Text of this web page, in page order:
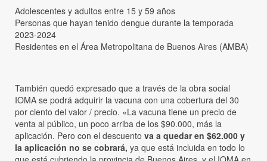
Adolescentes y adultos entre 15 y 59 años
Personas que hayan tenido dengue durante la temporada
2023-2024
Residentes en el Área Metropolitana de Buenos Aires (AMBA)
También quedó expresado que a través de la obra social
IOMA se podrá adquirir la vacuna con una cobertura del 30
por ciento del valor / precio. «La vacuna tiene un precio de
venta al público, un poco arriba de los $90.000, más la
aplicación. Pero con el descuento va a quedar en $62.000 y
la aplicación no se cobrará, ya que está incluida en todo lo